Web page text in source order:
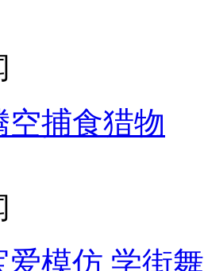
空捕食猎物
爱模仿 学街